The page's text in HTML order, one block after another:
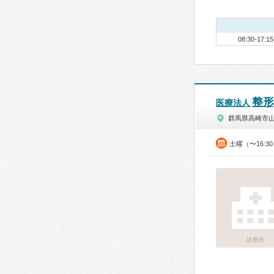
08:30-17:15
医療法人 整
群馬県高崎市
土曜（〜16:30
診療所